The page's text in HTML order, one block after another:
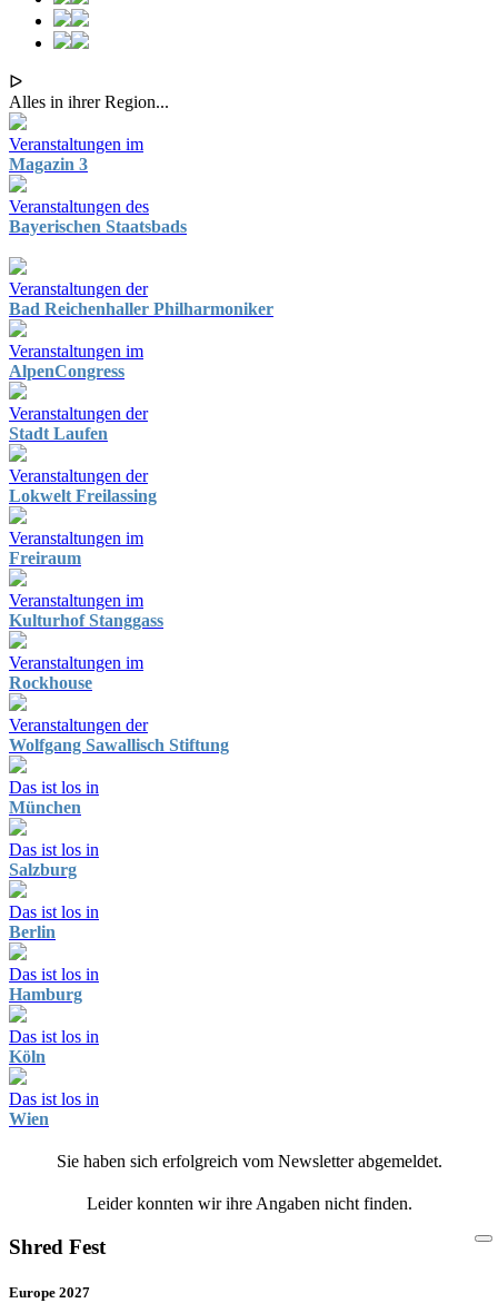
ᐅ
Alles in ihrer Region...
Veranstaltungen im
Magazin 3
Veranstaltungen des
Bayerischen Staatsbads
Veranstaltungen der
Bad Reichenhaller Philharmoniker
Veranstaltungen im
AlpenCongress
Veranstaltungen der
Stadt Laufen
Veranstaltungen der
Lokwelt Freilassing
Veranstaltungen im
Freiraum
Veranstaltungen im
Kulturhof Stanggass
Veranstaltungen im
Rockhouse
Veranstaltungen der
Wolfgang Sawallisch Stiftung
Das ist los in
München
Das ist los in
Salzburg
Das ist los in
Berlin
Das ist los in
Hamburg
Das ist los in
Köln
Das ist los in
Wien
Sie haben sich erfolgreich vom Newsletter abgemeldet.
Leider konnten wir ihre Angaben nicht finden.
Shred Fest
Europe 2027